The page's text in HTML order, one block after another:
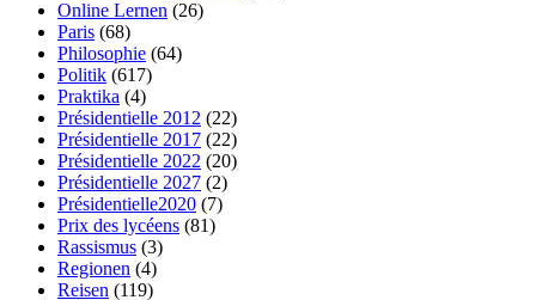
Online Lernen (26)
Paris (68)
Philosophie (64)
Politik (617)
Praktika (4)
Présidentielle 2012 (22)
Présidentielle 2017 (22)
Présidentielle 2022 (20)
Présidentielle 2027 (2)
Présidentielle2020 (7)
Prix des lycéens (81)
Rassismus (3)
Regionen (4)
Reisen (119)